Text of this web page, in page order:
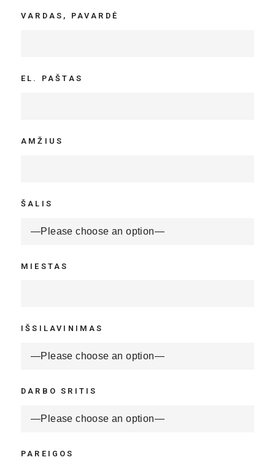
VARDAS, PAVARDĖ
EL. PAŠTAS
AMŽIUS
ŠALIS
MIESTAS
IŠSILAVINIMAS
DARBO SRITIS
PAREIGOS